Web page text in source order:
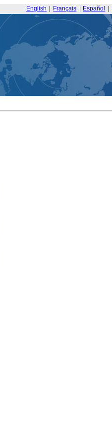
English Français Español